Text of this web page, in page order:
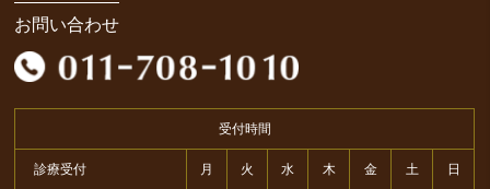
お問い合わせ
受付時間
診療受付 月 火 水 木 金 土 日